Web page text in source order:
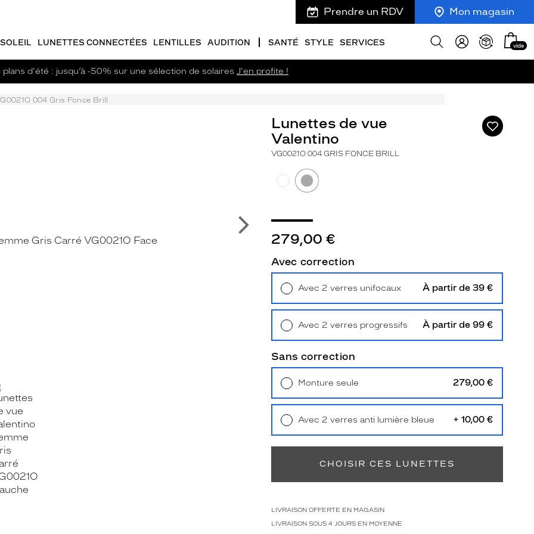
Prendre un RDV Mon magasin
LUNETTES CONNECTÉES LENTILLES AUDITION SANTÉ STYLE SERVICES
Afficher
Mon
panier
vide
plans d'été : jusqu’à -50% sur une sélection de solaires J'en profite !
004 Gris Fonce Brill
Ajouter
à
Suivant
Lunettes de vue
Valentino
VG0021O 004 GRIS FONCE BRILL
279,00 €
Avec correction
Avec 2 verres unifocaux À partir de 39 €
Avec 2 verres progressifs À partir de 99 €
Sans correction
Monture seule 279,00 €
Retrait en magasin Offert
Avec 2 verres anti lumière bleue + 10,00 €
CHOISIR CES LUNETTES
LIVRAISON OFFERTE EN MAGASIN
LIVRAISON SOUS 4 JOURS EN MOYENNE